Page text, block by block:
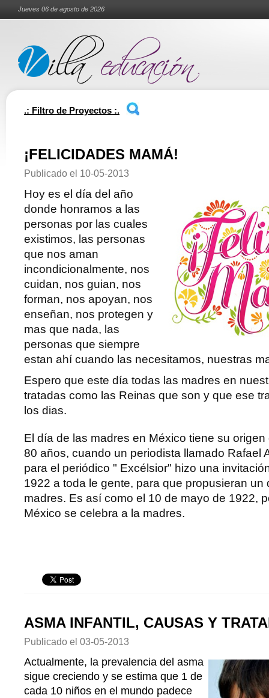
Jueves 06 de agosto de 2026
.: Filtro de Proyectos :.
¡FELICIDADES MAMÁ!
Publicado el 10-05-2013
Hoy es el día del año
donde honramos a las
personas por las cuales
existimos, las personas
que nos aman
incondicionalmente, nos
cuidan, nos guian, nos
forman, nos apoyan, nos
enseñan, nos protegen y
mas que nada, las
personas que siempre
estan ahí cuando las necesitamos, nuestras
Espero que este día todas las madres en
tratadas como las Reinas que son y que ese
los dias.
El día de las madres en México tiene su
80 años, cuando un periodista llamado Rafael
para el periódico " Excélsior" hizo una
1922 a toda le gente, para que propusieran un
madres. Es así como el 10 de mayo de 1922,
México se celebra a la madres.
ASMA INFANTIL, CAUSAS Y
Publicado el 03-05-2013
Actualmente, la prevalencia del asma
sigue creciendo y se estima que 1 de
cada 10 niños en el mundo padece